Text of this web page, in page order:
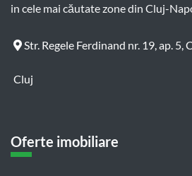
in cele mai căutate zone din Cluj-
Str. Regele Ferdinand nr. 19, ap. 5,
Cluj
Oferte imobiliare